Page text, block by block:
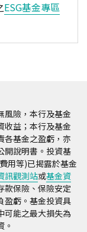
ESG基金專區
風險，本行及基金
收益；本行及基金
各基金之盈虧，亦
開說明書。投資基
用等)已揭露於基金
訊觀測站或基金資
款保險、保險安定
盈虧。基金投資具
可能之最大損失為